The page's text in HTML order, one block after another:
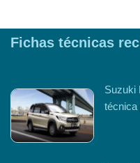
Fichas técnicas
Suzuki
técnica